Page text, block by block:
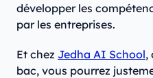
développer les
par les entreprises.
Et chez Jedha AI School,
bac, vous pourrez